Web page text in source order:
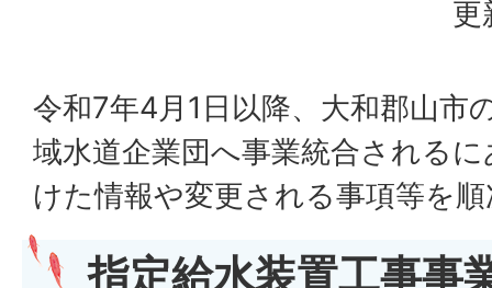
更
令和7年4月1日以降、大和郡山市
域水道企業団へ事業統合される
けた情報や変更される事項等を
指定給水装置工事事